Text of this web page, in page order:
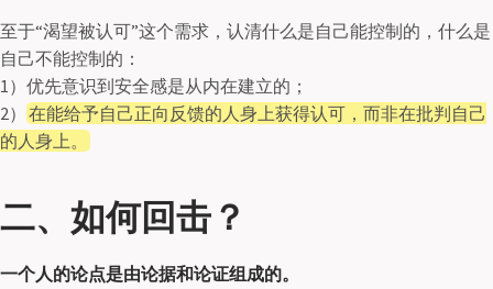
至于“渴望被认可”这个需求，认清什么是自己能控制的，什么是
自己不能控制的：
1）优先意识到安全感是从内在建立的；
2） 在能给予自己正向反馈的人身上获得认可，而非在批判自己
的人身上。
二、如何回击？
一个人的论点是由论据和论证组成的。